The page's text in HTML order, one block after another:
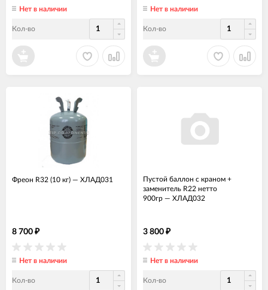
Нет в наличии
Кол-во
Нет в наличии
Кол-во
Фреон R32 (10 кг) — ХЛАД031
8 700 ₽
Нет в наличии
Кол-во
Пустой баллон с краном +
заменитель R22 нетто
900гр — ХЛАД032
3 800 ₽
Нет в наличии
Кол-во